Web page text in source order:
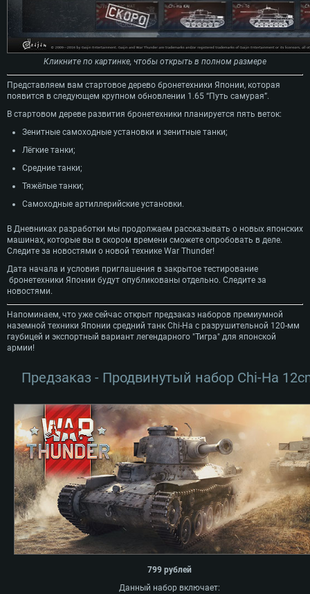
Кликните по картинке, чтобы открыть в полном размере
Представляем вам стартовое дерево бронетехники Японии, которая
появится в следующем крупном обновлении 1.65 “Путь самурая”.
В стартовом дереве развития бронетехники планируется пять веток:
Зенитные самоходные установки и зенитные танки;
Лёгкие танки;
Средние танки;
Тяжёлые танки;
Самоходные артиллерийские установки.
В Дневниках разработки мы продолжаем рассказывать о новых японских
машинах, которые вы в скором времени сможете опробовать в деле.
Следите за новостями о новой технике War Thunder!
Дата начала и условия приглашения в закрытое тестирование
бронетехники Японии будут опубликованы отдельно. Следите за
новостями.
Напоминаем, что уже сейчас открыт предзаказ наборов премиумной
наземной техники Японии средний танк Chi-Ha с разрушительной 120-мм
гаубицей и экспортный вариант легендарного "Тигра" для японской
армии!
Предзаказ - Продвинутый набор Chi-Ha
799 рублей
Данный набор включает: